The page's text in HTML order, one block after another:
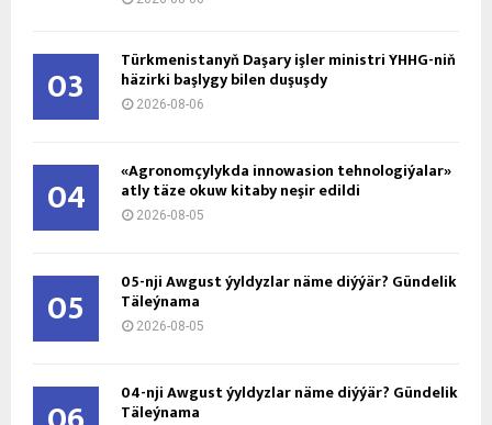
03 Türkmenistanyň Daşary işler ministri ÝHHG-niň
häzirki başlygy bilen duşuşdy
2026-08-06
04 «Agronomçylykda innowasion tehnologiýalar»
atly täze okuw kitaby neşir edildi
2026-08-05
05 05-nji Awgust ýyldyzlar näme diýýär? Gündelik
Täleýnama
2026-08-05
04-nji Awgust ýyldyzlar näme diýýär? Gündelik
Täleýnama